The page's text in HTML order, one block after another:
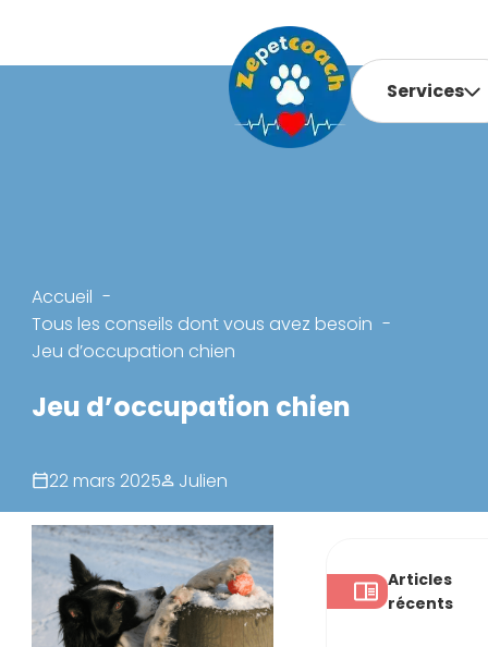
Services
Accueil
Tous les conseils dont vous avez besoin
Jeu d’occupation chien
Jeu d’occupation chien
22 mars 2025 Julien
Articles
récents